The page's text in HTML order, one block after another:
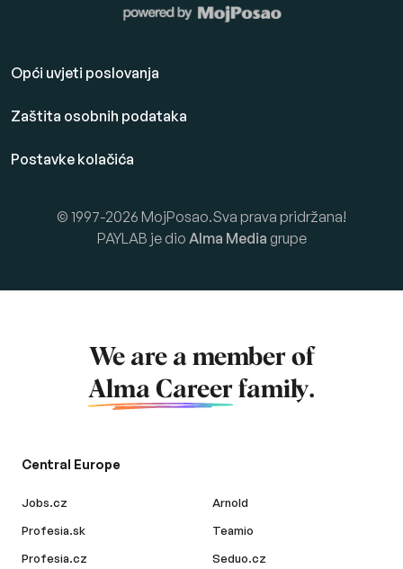
Opći uvjeti poslovanja
Zaštita osobnih podataka
Postavke kolačića
© 1997-2026 MojPosao.Sva prava pridržana!
PAYLAB je dio Alma Media grupe
We are a member of
Alma Career family.
Central Europe
Jobs.cz
Profesia.sk
Profesia.cz
Arnold
Teamio
Seduo.cz